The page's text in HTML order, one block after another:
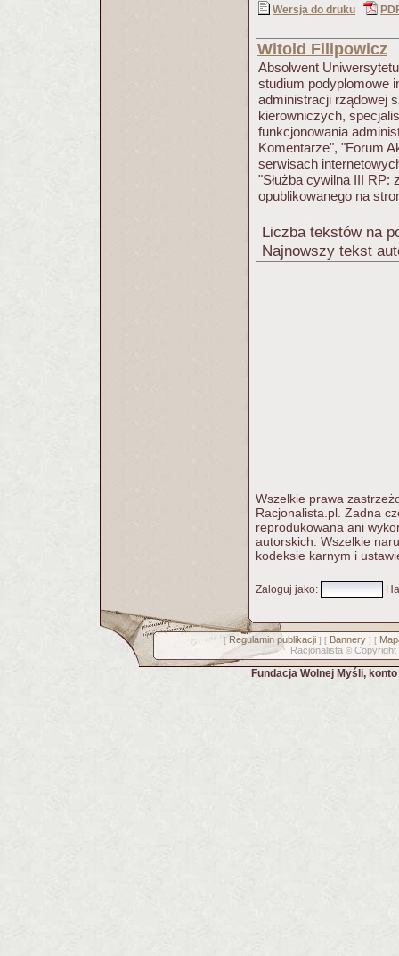
Wersja do druku
Witold Filipowicz
Absolwent
studium podyplomowe
administracji rządowej
kierowniczych,
funkcjonowania
Komentarze", "Forum
serwisach
"Służba cywilna III RP:
opublikowanego na
Liczba tekstów na
Najnowszy tekst
Wszelkie prawa
Racjonalista.pl. Żadna
reprodukowana ani
autorskich. Wszelkie
kodeksie karnym i
Zaloguj jako:
[ Regulamin publikacji] [ Bannery] [
Racjonalista © Copyright
Fundacja Wolnej Myśli,